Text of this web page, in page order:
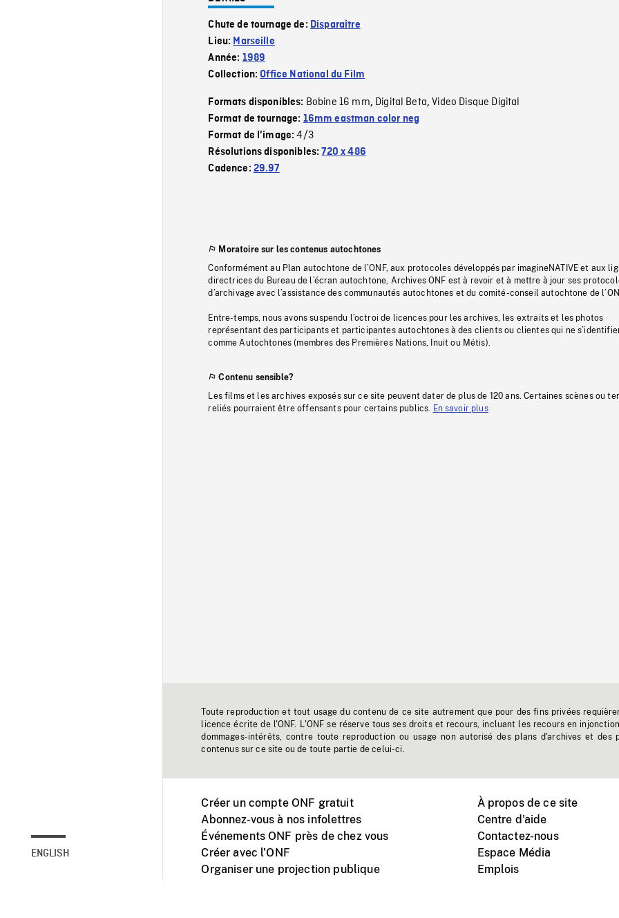
ENGLISH
Chute de tournage de: Disparaître
Lieu: Marseille
Année: 1989
Collection:Office National du Film
Formats disponibles: Bobine 16 mm, Digital Beta,Video Disque Digital
Format de tournage: 16mm eastman color neg
Format de l'image:4/3
Résolutions disponibles:720 x 486
Cadence: 29.97
Moratoire sur les contenus autochtones
Conformément au Plan autochtone de l’ONF, aux protocoles développés par imagineNATIVE et aux
directrices du Bureau de l’écran autochtone, Archives ONF est à revoir et à mettre à jour ses
d’archivage avec l’assistance des communautés autochtones et du comité-conseil autochtone de
Entre-temps, nous avons suspendu l’octroi de licences pour les archives, les extraits et les photos
représentant des participants et participantes autochtones à des clients ou clientes qui ne
comme Autochtones (membres des Premières Nations, Inuit ou Métis).
Contenu sensible?
Les films et les archives exposés sur ce site peuvent dater de plus de 120 ans. Certaines scènes ou
reliés pourraient être offensants pour certains publics.
En savoir plus
Toute reproduction et tout usage du contenu de ce site autrement que pour des fins privées
licence écrite de l'ONF. L'ONF se réserve tous ses droits et recours, incluant les recours en
dommages-intérêts, contre toute reproduction ou usage non autorisé des plans d'archives et des
contenus sur ce site ou de toute partie de celui-ci.
Créer un compte ONF gratuit
Abonnez-vous à nos infolettres
Événements ONF près de chez vous
Créer avec l’ONF
Organiser une projection publique
À propos de ce site
Centre d'aide
Contactez-nous
Espace Média
Emplois